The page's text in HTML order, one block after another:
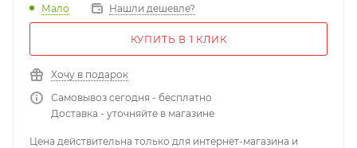
Мало Нашли дешевле?
КУПИТЬ В 1 КЛИК
Хочу в подарок
Самовывоз сегодня - бесплатно
Доставка - уточняйте в магазине
Цена действительна только для интернет-магазина и